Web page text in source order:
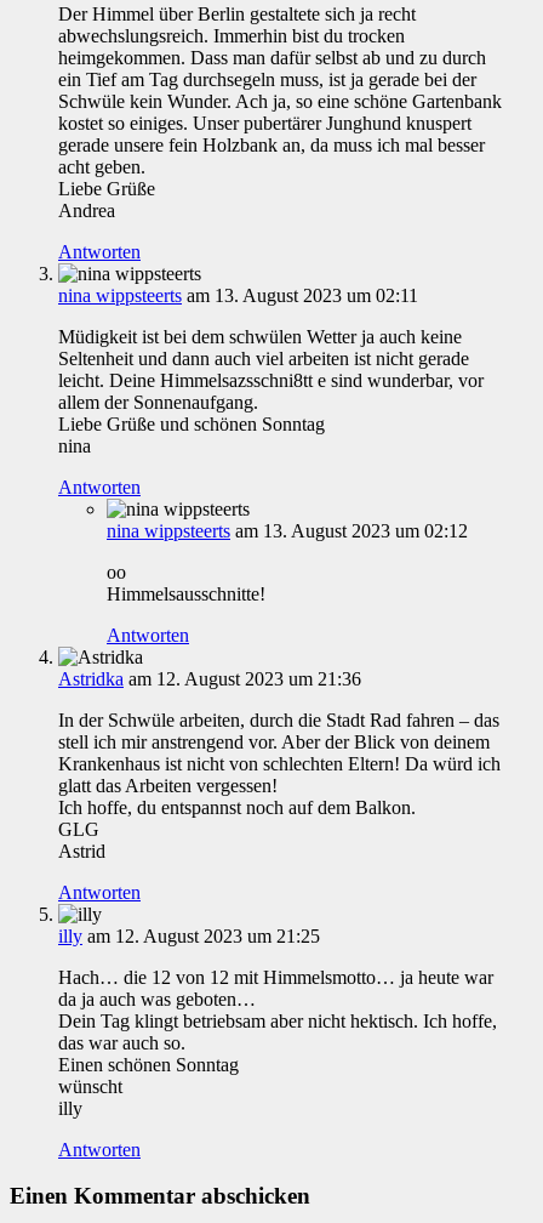
Der Himmel über Berlin gestaltete sich ja recht
abwechslungsreich. Immerhin bist du trocken
heimgekommen. Dass man dafür selbst ab und zu durch
ein Tief am Tag durchsegeln muss, ist ja gerade bei der
Schwüle kein Wunder. Ach ja, so eine schöne Gartenbank
kostet so einiges. Unser pubertärer Junghund knuspert
gerade unsere fein Holzbank an, da muss ich mal besser
acht geben.
Liebe Grüße
Andrea
Antworten
nina wippsteerts am 13. August 2023 um 02:11
Müdigkeit ist bei dem schwülen Wetter ja auch keine
Seltenheit und dann auch viel arbeiten ist nicht gerade
leicht. Deine Himmelsazsschni8tt e sind wunderbar, vor
allem der Sonnenaufgang.
Liebe Grüße und schönen Sonntag
nina
Antworten
nina wippsteerts am 13. August 2023 um 02:12
oo
Himmelsausschnitte!
Antworten
Astridka am 12. August 2023 um 21:36
In der Schwüle arbeiten, durch die Stadt Rad fahren – das
stell ich mir anstrengend vor. Aber der Blick von deinem
Krankenhaus ist nicht von schlechten Eltern! Da würd ich
glatt das Arbeiten vergessen!
Ich hoffe, du entspannst noch auf dem Balkon.
GLG
Astrid
Antworten
illy am 12. August 2023 um 21:25
Hach… die 12 von 12 mit Himmelsmotto… ja heute war
da ja auch was geboten…
Dein Tag klingt betriebsam aber nicht hektisch. Ich hoffe,
das war auch so.
Einen schönen Sonntag
wünscht
illy
Antworten
Einen Kommentar abschicken